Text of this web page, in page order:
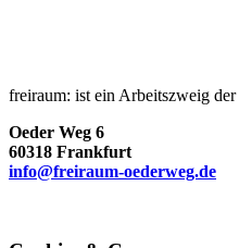
freiraum: ist ein Arbeitszweig der
Oeder Weg 6
60318 Frankfurt
info@freiraum-oederweg.de